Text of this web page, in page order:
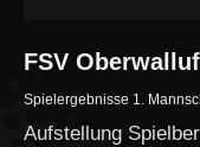
FSV
Spielergebnisse 1.
Aufstellung